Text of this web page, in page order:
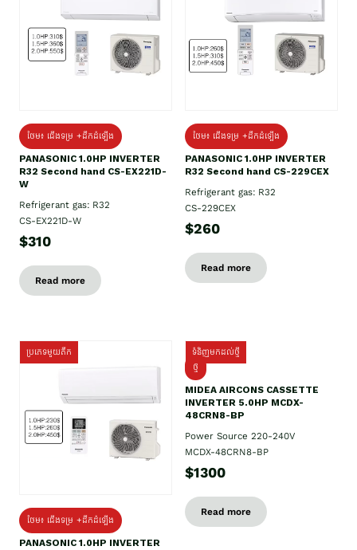
ថែម៖ ជើងទម្រ +ដឹកដំឡើង
PANASONIC 1.0HP INVERTER
R32 Second hand CS-EX221D-
W
Refrigerant gas: R32
CS-EX221D-W
$310
Read more
ថែម៖ ជើងទម្រ +ដឹកដំឡើង
PANASONIC 1.0HP INVERTER
R32 Second hand CS-229CEX
Refrigerant gas: R32
CS-229CEX
$260
Read more
ប្រភេទមួយតឹក
ថែម៖ ជើងទម្រ +ដឹកដំឡើង
PANASONIC 1.0HP INVERTER
ទំនិញមកដល់ថ្មី
ថ្មី
MIDEA AIRCONS CASSETTE
INVERTER 5.0HP MCDX-
48CRN8-BP
Power Source 220-240V
MCDX-48CRN8-BP
$1300
Read more